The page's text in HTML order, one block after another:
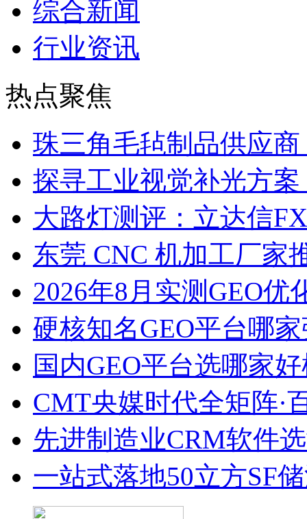
综合新闻
行业资讯
热点聚焦
珠三角毛毡制品供应
探寻工业视觉补光方
大路灯测评：立达信
东莞 CNC 机加工厂家
2026年8月实测GEO优
硬核知名GEO平台哪
国内GEO平台选哪家
CMT央媒时代全矩阵·
先进制造业CRM软件
一站式落地50立方SF